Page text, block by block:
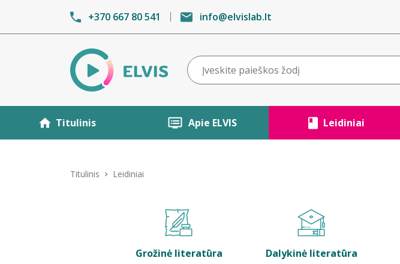
+370 667 80 541 info@elvislab.lt
Titulinis Apie ELVIS Leidiniai
Titulinis Leidiniai
Grožinė literatūra Dalykinė literatūra